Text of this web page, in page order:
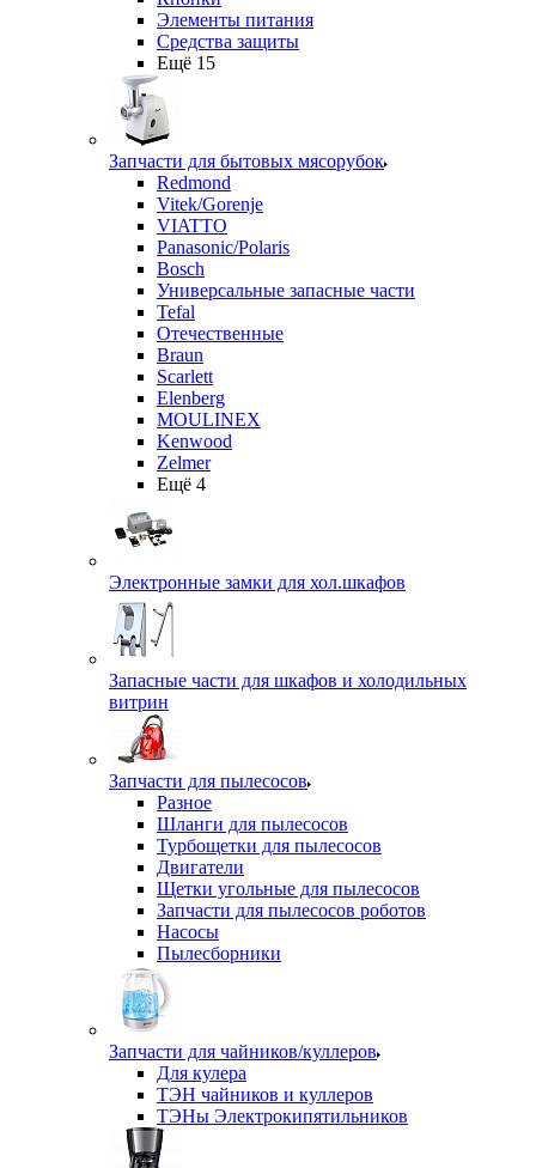
Элементы питания
Средства защиты
Ещё 15
Запчасти для бытовых мясорубок
Redmond
Vitek/Gorenje
VIATTO
Panasonic/Polaris
Bosch
Универсальные запасные части
Tefal
Отечественные
Braun
Scarlett
Elenberg
MOULINEX
Kenwood
Zelmer
Ещё 4
Электронные замки для хол.шкафов
Запасные части для шкафов и холодильных
витрин
Запчасти для пылесосов
Разное
Шланги для пылесосов
Турбощетки для пылесосов
Двигатели
Щетки угольные для пылесосов
Запчасти для пылесосов роботов
Насосы
Пылесборники
Запчасти для чайников/куллеров
Для кулера
ТЭН чайников и куллеров
ТЭНы Электрокипятильников